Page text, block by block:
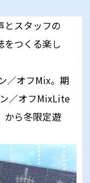
とスタッフの
をつくる楽し
／オフMix。期
／オフMixLite
から冬限定遊